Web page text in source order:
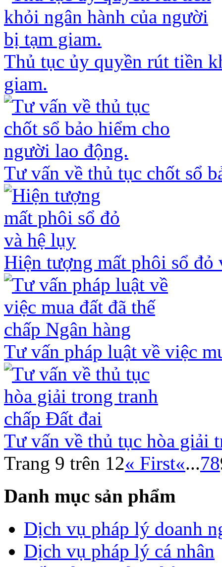
Thủ tục ủy quyền rút tiền
giam.
Tư vấn về thủ tục chốt sổ
Hiện tượng mất phôi sổ đỏ
Tư vấn pháp luật về việc
Tư vấn về thủ tục hòa giải
Trang 9 trên 12« First«...78
Danh mục sản phẩm
Dịch vụ pháp lý doanh
Dịch vụ pháp lý cá nhân